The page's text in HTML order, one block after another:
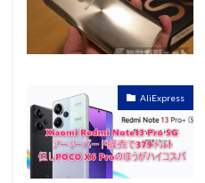
AliExpress